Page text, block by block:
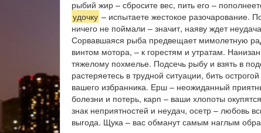
рыбий жир – сбросите вес, пить его –
удочку – испытаете жестокое разочарование.
ничего не поймали – значит, наяву ждет
Сорвавшаяся рыба предвещает мимолетную
винтом мотора, – к горестям и утратам.
тяжелому похмелье. Подсечь рыбу и взять в
растеряетесь в трудной ситуации, бить
вашего избранника. Ерш – неожиданный
болезни и потерь, карп – ваши хлопоты
знак неприятностей и неудач, осетр – любовь
выгода. Щука – вас обманут самым наглым